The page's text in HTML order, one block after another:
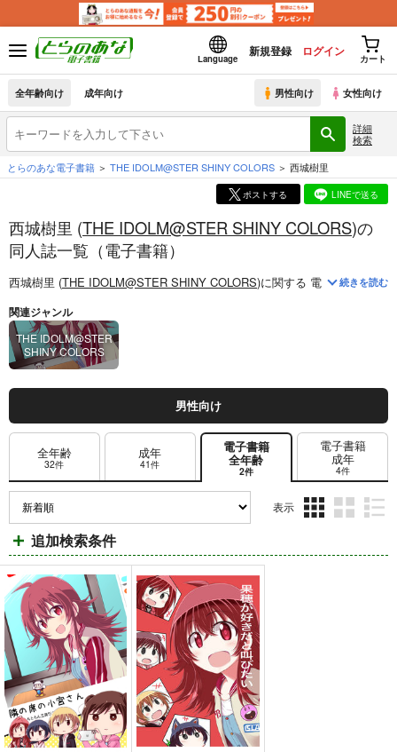
Language
新規登録 ログイン
カート
全年齢向け 成年向け 男性向け 女性向け
詳細
検索
とらのあな電子書籍 THE IDOLM@STER SHINY COLORS 西城樹里
ポストする LINEで送る
西城樹里 (THE IDOLM@STER SHINY COLORS)の
同人誌一覧（電子書籍）
西城樹里 (THE IDOLM@STER SHINY COLORS)に関する 電子書籍は、2
続きを読む
関連ジャンル
THE IDOLM@STER
SHINY COLORS
男性向け
全年齢
32件
成年
41件
電子書籍
全年齢
2件
電子書籍
成年
4件
表示
ム
ム
ム
追加検索条件